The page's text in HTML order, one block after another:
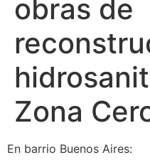
obras de
Zona
En barrio Buenos Aires: